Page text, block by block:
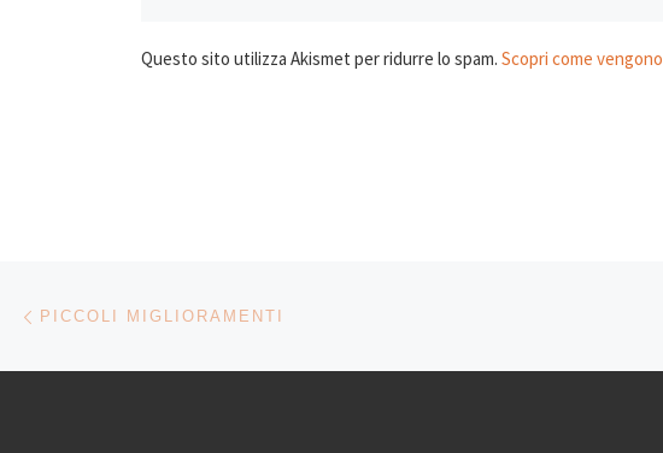
Questo sito utilizza Akismet per ridurre lo spam. Scopri come
Navigazione articoli
PICCOLI MIGLIORAMENTI